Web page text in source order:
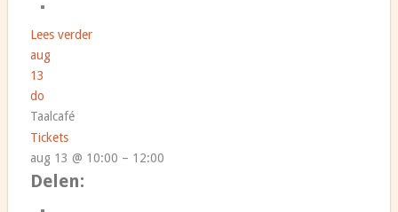
Lees verder
aug
13
do
Taalcafé
Tickets
aug 13 @ 10:00 – 12:00
Delen: